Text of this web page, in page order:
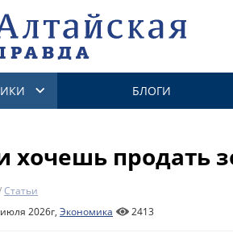
БЛОГИ
хочешь продать
Статьи
2026г, Экономика 2413